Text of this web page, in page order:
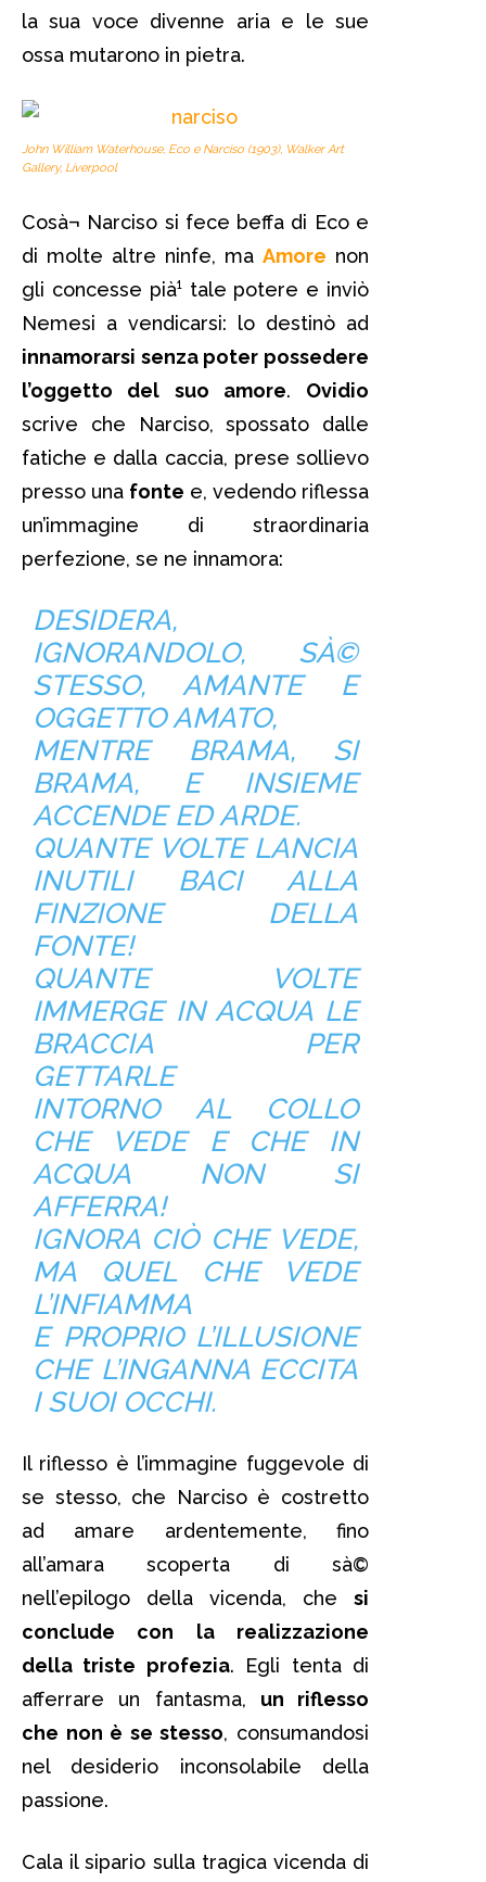
la sua voce divenne aria e le sue
ossa mutarono in pietra.
John William Waterhouse, Eco e Narciso (1903), Walker Art
Gallery, Liverpool
Cosà¬ Narciso si fece beffa di Eco e
di molte altre ninfe, ma Amore non
gli concesse pià¹ tale potere e inviò
Nemesi a vendicarsi: lo destinò ad
innamorarsi senza poter possedere
l’oggetto del suo amore. Ovidio
scrive che Narciso, spossato dalle
fatiche e dalla caccia, prese sollievo
presso una fonte e, vedendo riflessa
un’immagine di straordinaria
perfezione, se ne innamora:
DESIDERA,
IGNORANDOLO, SÀ©
STESSO, AMANTE E
OGGETTO AMATO,
MENTRE BRAMA, SI
BRAMA, E INSIEME
ACCENDE ED ARDE.
QUANTE VOLTE LANCIA
INUTILI BACI ALLA
FINZIONE DELLA
FONTE!
QUANTE VOLTE
IMMERGE IN ACQUA LE
BRACCIA PER
GETTARLE
INTORNO AL COLLO
CHE VEDE E CHE IN
ACQUA NON SI
AFFERRA!
IGNORA CIÒ CHE VEDE,
MA QUEL CHE VEDE
L’INFIAMMA
E PROPRIO L’ILLUSIONE
CHE L’INGANNA ECCITA
I SUOI OCCHI.
Il riflesso è l’immagine fuggevole di
se stesso, che Narciso è costretto
ad amare ardentemente, fino
all’amara scoperta di sà©
nell’epilogo della vicenda, che si
conclude con la realizzazione
della triste profezia. Egli tenta di
afferrare un fantasma, un riflesso
che non è se stesso, consumandosi
nel desiderio inconsolabile della
passione.
Cala il sipario sulla tragica vicenda di